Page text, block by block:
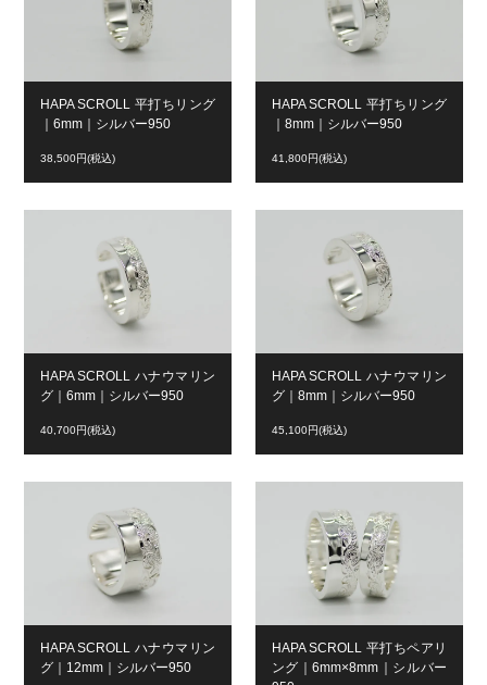
HAPA SCROLL 平打ちリング
｜6mm｜シルバー950
38,500円(税込)
HAPA SCROLL 平打ちリング
｜8mm｜シルバー950
41,800円(税込)
HAPA SCROLL ハナウマリン
グ｜6mm｜シルバー950
40,700円(税込)
HAPA SCROLL ハナウマリン
グ｜8mm｜シルバー950
45,100円(税込)
HAPA SCROLL ハナウマリン
グ｜12mm｜シルバー950
HAPA SCROLL 平打ちペアリ
ング｜6mm×8mm｜シルバー